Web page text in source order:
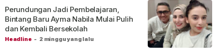
Headline - 2 minggu yang lalu
Perundungan Jadi Pembelajaran,
Bintang Baru Ayma Nabila Mulai Pulih
dan Kembali Bersekolah